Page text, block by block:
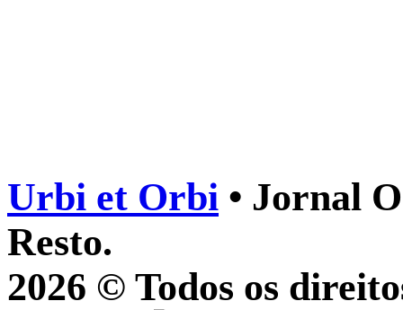
Urbi et Orbi • Jornal
Resto.
2026 © Todos os